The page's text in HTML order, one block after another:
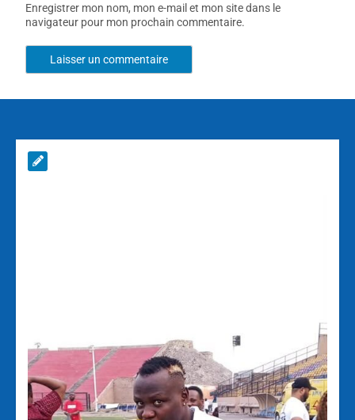
Enregistrer mon nom, mon e-mail et mon site dans le
navigateur pour mon prochain commentaire.